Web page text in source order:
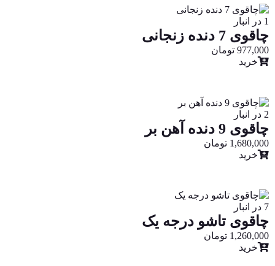
1 در انبار
چاقوی 7 دنده زنجانی
977,000 تومان
خرید
2 در انبار
چاقوی 9 دنده آهن بر
1,680,000 تومان
خرید
7 در انبار
چاقوی تاشو درجه یک
1,260,000 تومان
خرید